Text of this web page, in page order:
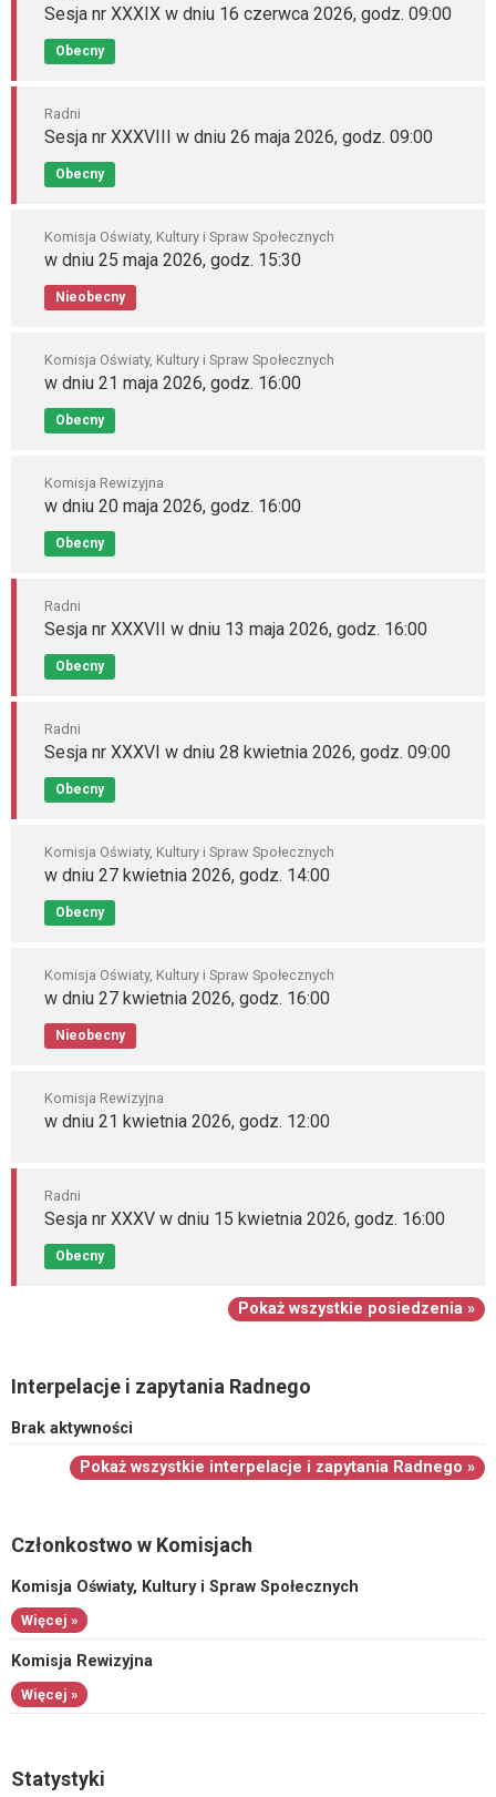
Sesja nr XXXIX w dniu 16 czerwca 2026, godz. 09:00
Obecny
Radni
Sesja nr XXXVIII w dniu 26 maja 2026, godz. 09:00
Obecny
Komisja Oświaty, Kultury i Spraw Społecznych
w dniu 25 maja 2026, godz. 15:30
Nieobecny
Komisja Oświaty, Kultury i Spraw Społecznych
w dniu 21 maja 2026, godz. 16:00
Obecny
Komisja Rewizyjna
w dniu 20 maja 2026, godz. 16:00
Obecny
Radni
Sesja nr XXXVII w dniu 13 maja 2026, godz. 16:00
Obecny
Radni
Sesja nr XXXVI w dniu 28 kwietnia 2026, godz. 09:00
Obecny
Komisja Oświaty, Kultury i Spraw Społecznych
w dniu 27 kwietnia 2026, godz. 14:00
Obecny
Komisja Oświaty, Kultury i Spraw Społecznych
w dniu 27 kwietnia 2026, godz. 16:00
Nieobecny
Komisja Rewizyjna
w dniu 21 kwietnia 2026, godz. 12:00
Radni
Sesja nr XXXV w dniu 15 kwietnia 2026, godz. 16:00
Obecny
Pokaż wszystkie posiedzenia »
Interpelacje i zapytania Radnego
Brak aktywności
Pokaż wszystkie interpelacje i zapytania Radnego »
Członkostwo w Komisjach
Komisja Oświaty, Kultury i Spraw Społecznych
Więcej »
Komisja Rewizyjna
Więcej »
Statystyki